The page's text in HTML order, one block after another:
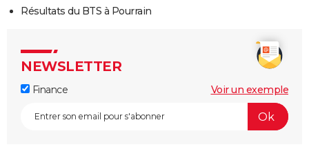
Résultats du BTS à Pourrain
NEWSLETTER
Finance Voir un exemple